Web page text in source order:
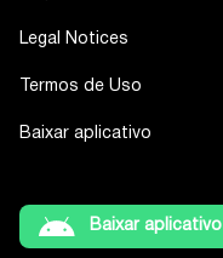
Legal Notices
Termos de Uso
Baixar aplicativo
Baixar aplicativo